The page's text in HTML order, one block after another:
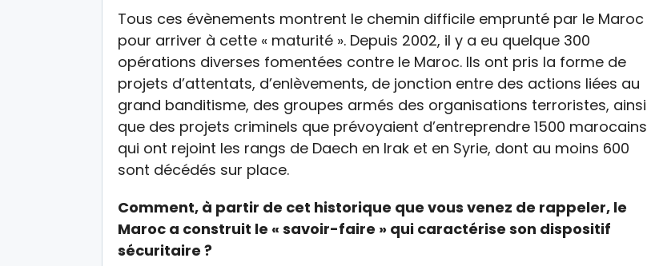
Tous ces évènements montrent le chemin difficile emprunté par le Maroc
pour arriver à cette « maturité ». Depuis 2002, il y a eu quelque 300
opérations diverses fomentées contre le Maroc. Ils ont pris la forme de
projets d’attentats, d’enlèvements, de jonction entre des actions liées au
grand banditisme, des groupes armés des organisations terroristes, ainsi
que des projets criminels que prévoyaient d’entreprendre 1500 marocains
qui ont rejoint les rangs de Daech en Irak et en Syrie, dont au moins 600
sont décédés sur place.
Comment, à partir de cet historique que vous venez de rappeler, le
Maroc a construit le « savoir-faire » qui caractérise son dispositif
sécuritaire ?